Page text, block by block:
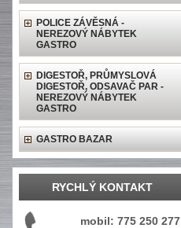
POLICE ZÁVĚSNÁ -
NEREZOVÝ NÁBYTEK
GASTRO
DIGESTOŘ, PRŮMYSLOVÁ
DIGESTOŘ, ODSAVAČ PAR -
NEREZOVÝ NÁBYTEK
GASTRO
GASTRO BAZAR
RYCHLÝ KONTAKT
mobil: 775 250 277